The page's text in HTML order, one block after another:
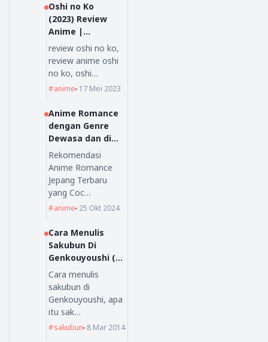
Oshi no Ko
(2023) Review
Anime |
Nihongoenak.ne
t
review oshi no ko,
review anime oshi
no ko, oshi…
anime 17 Mei 2023
Anime Romance
dengan Genre
Dewasa dan di
Sukai Oleh
Orang Dewasa
Rekomendasi
Anime Romance
Jepang Terbaru
yang Coc…
anime 25 Okt 2024
Cara Menulis
Sakubun Di
Genkouyoushi (原
稿用紙）
Cara menulis
sakubun di
Genkouyoushi, apa
itu sak…
sakubun 8 Mar 2014